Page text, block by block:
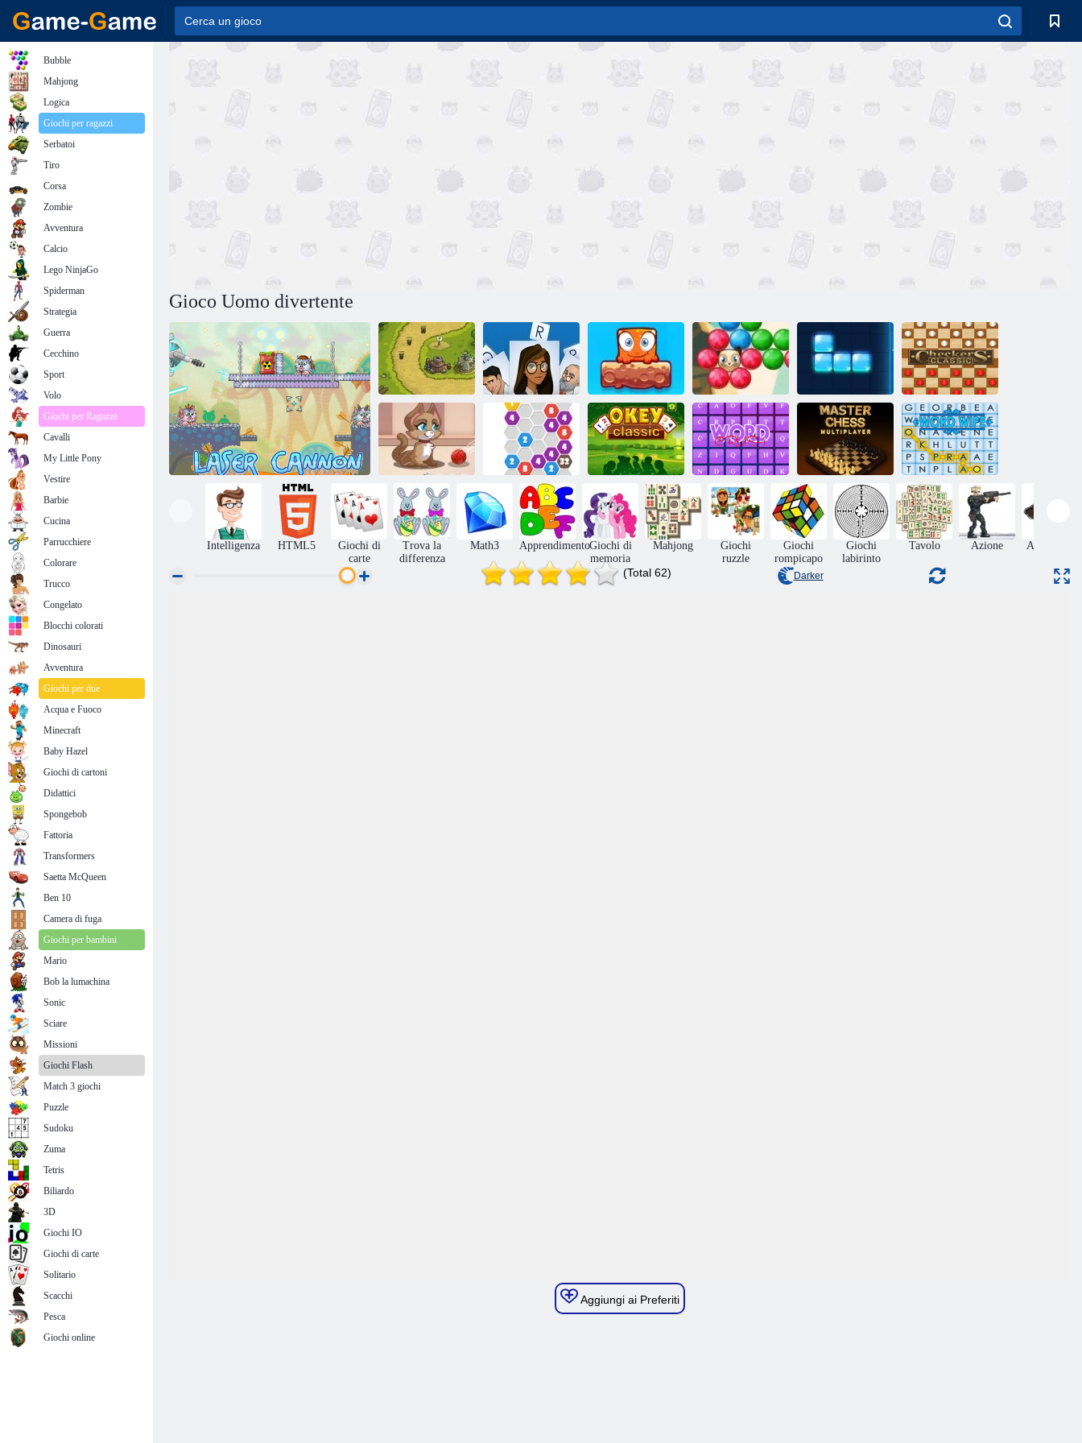
Gioco Uomo divertente
Kingdom Rush Incantesimo
Mondiale Misto:
Weekend
Bubble Shooter
Saga 2
Tetra Dama: Classic
Kitty Bolle 2020 Connect Okey Classic Parola cotta
Master
Multiplayer di
scacchi
Parola pulizia
Intelligenza HTML5
Giochi di
carte
Trova la
differenza
Math3 ApprendimentoGiochi di
memoria
Mahjong
Giochi
ruzzle
Giochi
rompicapo
Giochi
labirinto
Tavolo Azione Adventura
(Total 62) Darker
Aggiungi ai Preferiti
Bubble
Mahjong
Logica
Giochi per ragazzi
Serbatoi
Tiro
Corsa
Zombie
Avventura
Calcio
Lego NinjaGo
Spiderman
Strategia
Guerra
Cecchino
Sport
Volo
Giochi per Ragazze
Cavalli
My Little Pony
Vestire
Barbie
Cucina
Parrucchiere
Colorare
Trucco
Congelato
Blocchi colorati
Dinosauri
Avventura
Giochi per due
Acqua e Fuoco
Minecraft
Baby Hazel
Giochi di cartoni
Didattici
Spongebob
Fattoria
Transformers
Saetta McQueen
Ben 10
Camera di fuga
Giochi per bambini
Mario
Bob la lumachina
Sonic
Sciare
Missioni
Giochi Flash
Match 3 giochi
Puzzle
Sudoku
Zuma
Tetris
Biliardo
3D
Giochi IO
Giochi di carte
Solitario
Scacchi
Pesca
Giochi online